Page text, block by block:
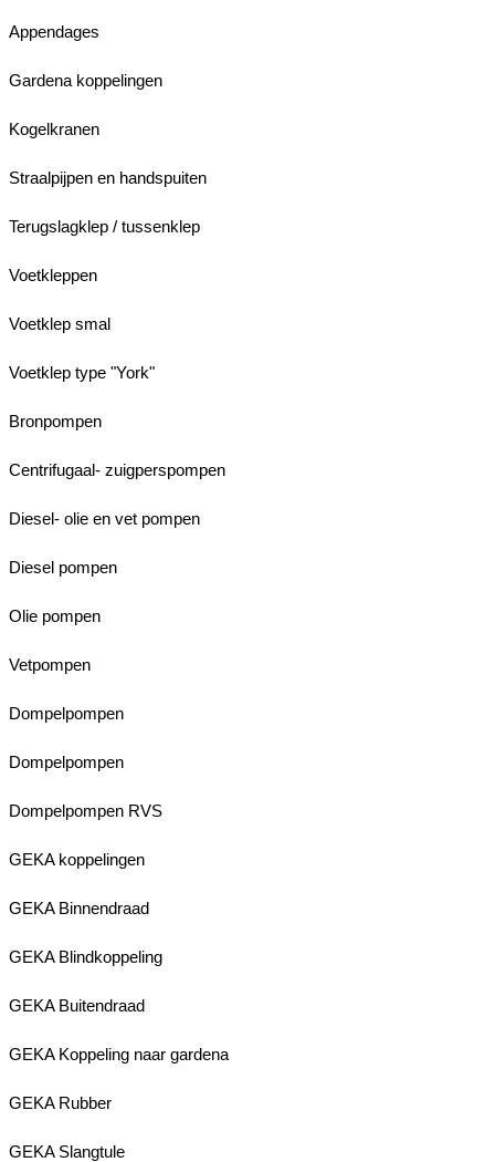
Appendages
Gardena koppelingen
Kogelkranen
Straalpijpen en handspuiten
Terugslagklep / tussenklep
Voetkleppen
Voetklep smal
Voetklep type "York"
Bronpompen
Centrifugaal- zuigperspompen
Diesel- olie en vet pompen
Diesel pompen
Olie pompen
Vetpompen
Dompelpompen
Dompelpompen
Dompelpompen RVS
GEKA koppelingen
GEKA Binnendraad
GEKA Blindkoppeling
GEKA Buitendraad
GEKA Koppeling naar gardena
GEKA Rubber
GEKA Slangtule